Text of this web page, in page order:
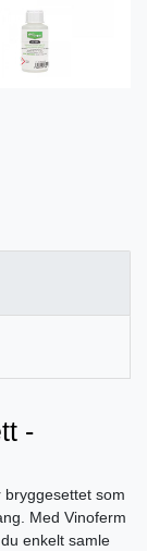
-
som
Med Vinoferm
enkelt samle